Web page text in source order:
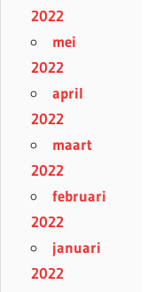
2022
mei
2022
april
2022
maart
2022
februari
2022
januari
2022